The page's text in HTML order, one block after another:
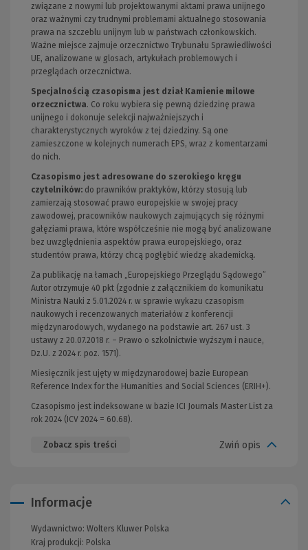
związane z nowymi lub projektowanymi aktami prawa unijnego
oraz ważnymi czy trudnymi problemami aktualnego stosowania
prawa na szczeblu unijnym lub w państwach członkowskich.
Ważne miejsce zajmuje orzecznictwo Trybunału Sprawiedliwości
UE, analizowane w glosach, artykułach problemowych i
przeglądach orzecznictwa.
Specjalnością czasopisma jest dział Kamienie milowe
orzecznictwa. Co roku wybiera się pewną dziedzinę prawa
unijnego i dokonuje selekcji najważniejszych i
charakterystycznych wyroków z tej dziedziny. Są one
zamieszczone w kolejnych numerach EPS, wraz z komentarzami
do nich.
Czasopismo jest adresowane do szerokiego kręgu
czytelników: do prawników praktyków, którzy stosują lub
zamierzają stosować prawo europejskie w swojej pracy
zawodowej, pracowników naukowych zajmujących się różnymi
gałęziami prawa, które współcześnie nie mogą być analizowane
bez uwzględnienia aspektów prawa europejskiego, oraz
studentów prawa, którzy chcą pogłębić wiedzę akademicką.
Za publikację na łamach „Europejskiego Przeglądu Sądowego”
Autor otrzymuje 40 pkt (zgodnie z załącznikiem do komunikatu
Ministra Nauki z 5.01.2024 r. w sprawie wykazu czasopism
naukowych i recenzowanych materiałów z konferencji
międzynarodowych, wydanego na podstawie art. 267 ust. 3
ustawy z 20.07.2018 r. – Prawo o szkolnictwie wyższym i nauce,
Dz.U. z 2024 r. poz. 1571).
Miesięcznik jest ujęty w międzynarodowej bazie European
Reference Index for the Humanities and Social Sciences (ERIH+).
Czasopismo jest indeksowane w bazie ICI Journals Master List za
rok 2024 (ICV 2024 = 60.68).
Zobacz spis treści Zwiń opis
Informacje
Wydawnictwo: Wolters Kluwer Polska
Kraj produkcji: Polska